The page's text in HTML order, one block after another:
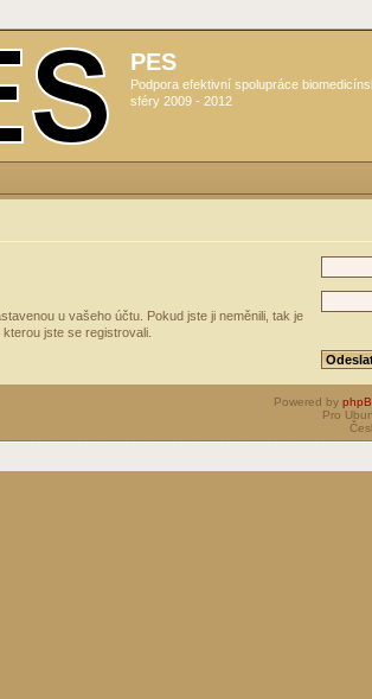
PES
Podpora efektivní spolupráce
sféry 2009 - 2012
u vašeho účtu. Pokud jste ji neměnili, tak je
jste se registrovali.
Powered by
Pro